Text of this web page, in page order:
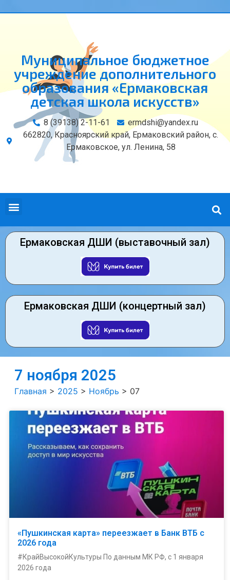
Муниципальное бюджетное
учреждение дополнительного
образования «Ермаковская
детская школа искусств»
8 (39138) 2-11-61
ermdshi@yandex.ru
662820, Красноярский край, Ермаковский район, с.
Ермаковское, ул. Ленина, 58
Ермаковская ДШИ (выставочный зал)
Ермаковская ДШИ (концертный зал)
7 ноября 2025
Главная > 2025 > Ноябрь > 07
«Пушкинская карта» переезжает в Банк ВТБ с
2026 года
#КрайВысокойКультуры По данным МК РФ, с 1 января
2026 года